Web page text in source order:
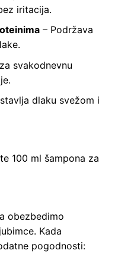
iritacija.
– Podržava
svakodnevnu
dlaku svežom i
100 ml šampona za
obezbedimo
Kada
pogodnosti: